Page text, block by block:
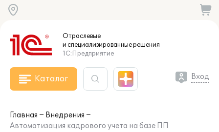
Отраслевые
и специализированныерешения
1С:Предприятие
Каталог Вход
Главная
Внедрения
Автоматизация кадрового учета на базе ПП